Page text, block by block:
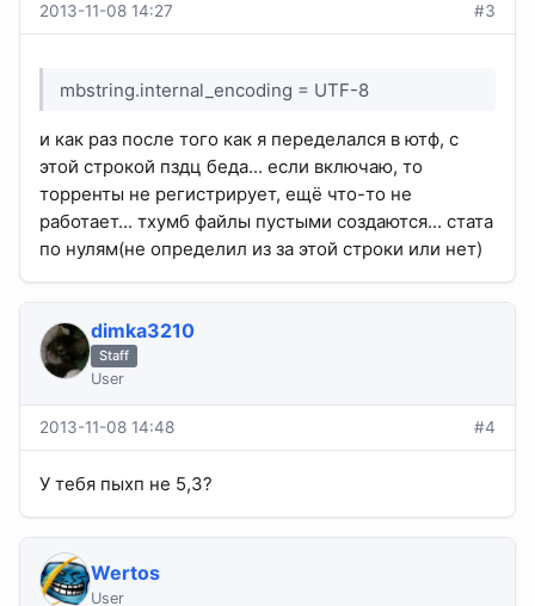
2013-11-08 14:27 #3
mbstring.internal_encoding = UTF-8
и как раз после того как я переделался в ютф, с
этой строкой пздц беда... если включаю, то
торренты не регистрирует, ещё что-то не
работает... тхумб файлы пустыми создаются... стата
по нулям(не определил из за этой строки или нет)
dimka3210
Staff
User
2013-11-08 14:48 #4
У тебя пыхп не 5,3?
Wertos
User